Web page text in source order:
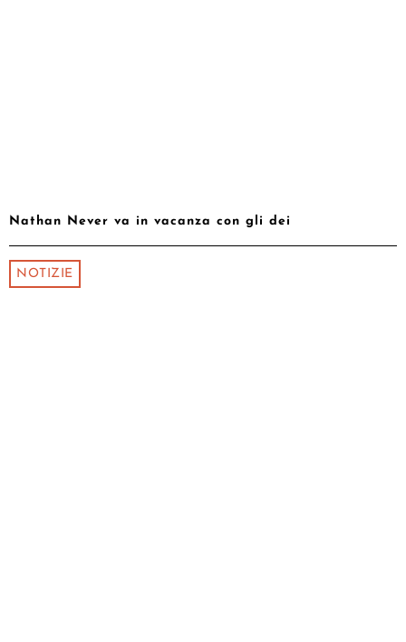
Nathan Never va in vacanza con gli dei
NOTIZIE